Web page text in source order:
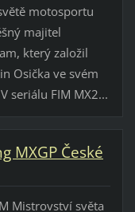
motosportu
majitel
který založil
Osička ve svém
seriálu FIM MX2...
MXGP České
Mistrovství světa